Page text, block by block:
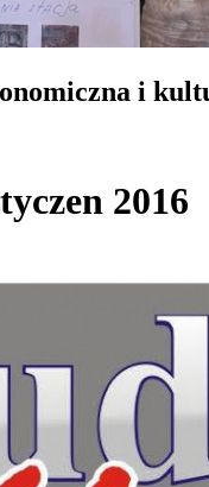
i
2016